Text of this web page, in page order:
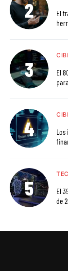
El
El
El
de